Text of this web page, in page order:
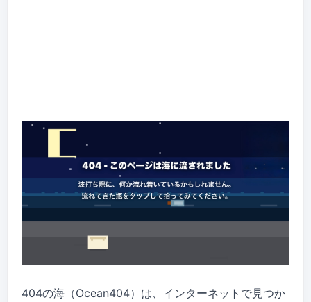
404の海（Ocean404）は、インターネットで見つか